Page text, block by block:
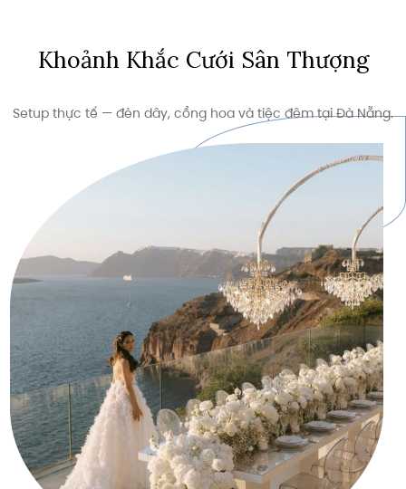
Khoảnh Khắc Cưới Sân Thượng
Setup thực tế — đèn dây, cổng hoa và tiệc đêm tại Đà Nẵng.